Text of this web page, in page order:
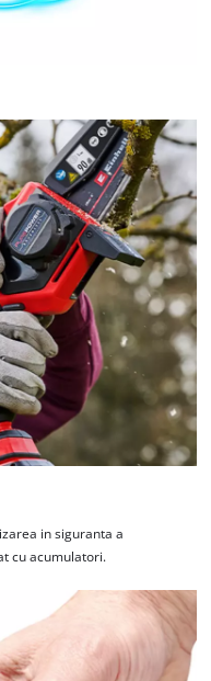
in siguranta a
cu acumulatori.